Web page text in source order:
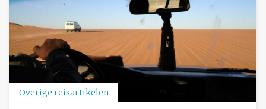
Overige reisartikelen